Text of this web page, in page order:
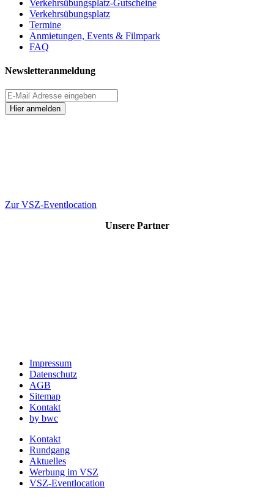
Verkehrsübungsplatz-Gutscheine
Verkehrsübungsplatz
Termine
Anmietungen, Events & Filmpark
FAQ
Newsletteranmeldung
Hier anmelden
Zur VSZ-Eventlocation
Unsere Partner
Impressum
Datenschutz
AGB
Sitemap
Kontakt
by bwc
Kontakt
Rundgang
Aktuelles
Werbung im VSZ
VSZ-Eventlocation